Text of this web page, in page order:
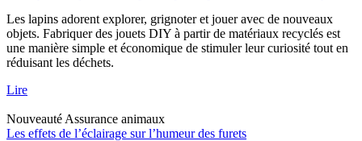
Les lapins adorent explorer, grignoter et jouer avec de nouveaux
objets. Fabriquer des jouets DIY à partir de matériaux recyclés est
une manière simple et économique de stimuler leur curiosité tout en
réduisant les déchets.
Lire
Nouveauté Assurance animaux
Les effets de l’éclairage sur l’humeur des furets